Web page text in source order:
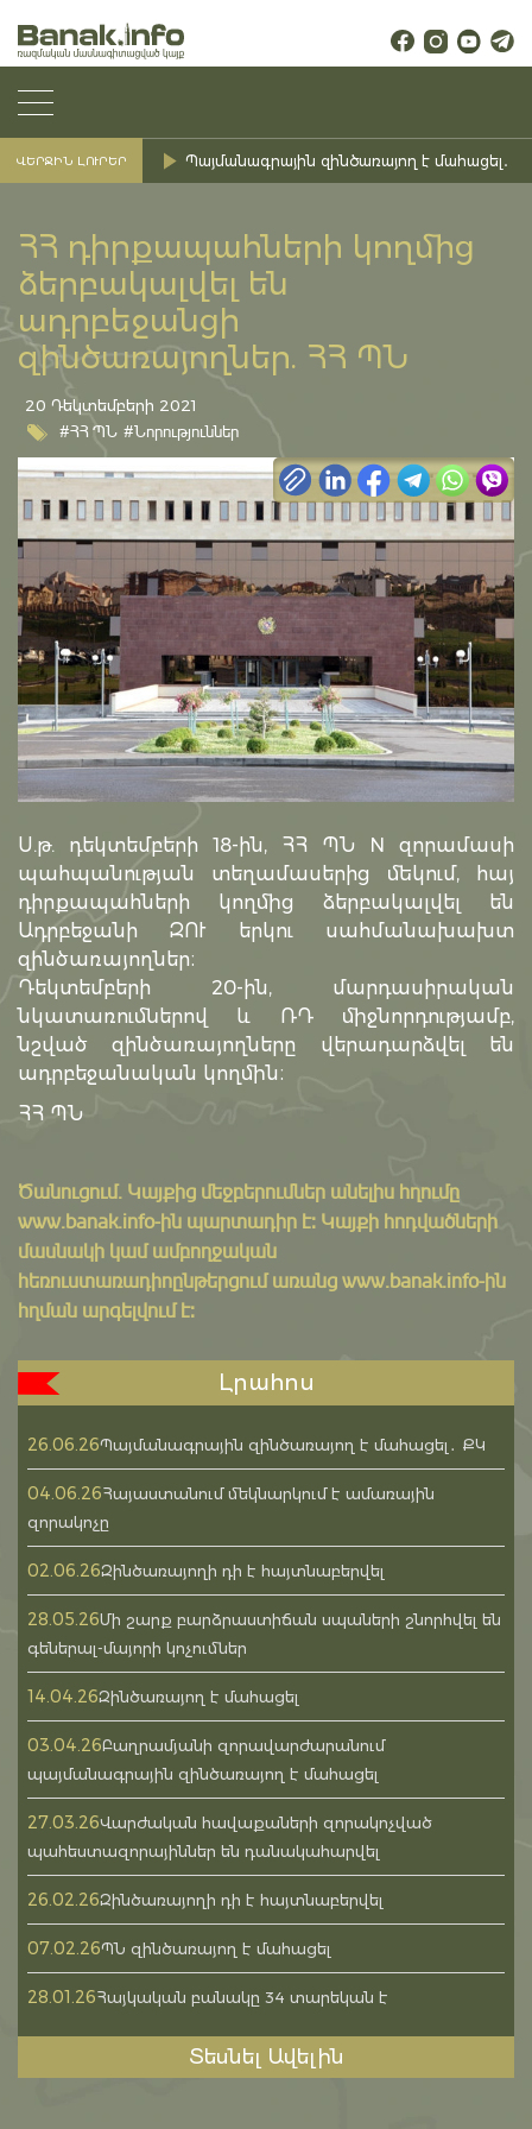
ՎԵՐՋԻՆ ԼՈՒՐԵՐ Պայմանագրային զինծառայող է մահացել․
ՀՀ դիրքապահների կողմից
ձերբակալվել են
ադրբեջանցի
զինծառայողներ. ՀՀ ՊՆ
20 Դեկտեմբերի 2021
#ՀՀ ՊՆ #Նորություններ
Ս.թ. դեկտեմբերի 18-ին, ՀՀ ՊՆ N զորամասի
պահպանության տեղամասերից մեկում, հայ
դիրքապահների կողմից ձերբակալվել են
Ադրբեջանի ԶՈՒ երկու սահմանախախտ
զինծառայողներ։
Դեկտեմբերի 20-ին, մարդասիրական
նկատառումներով և ՌԴ միջնորդությամբ,
նշված զինծառայողները վերադարձվել են
ադրբեջանական կողմին։
ՀՀ ՊՆ
Ծանուցում․ Կայքից մեջբերումներ անելիս հղումը
www.banak.info-ին պարտադիր է: Կայքի հոդվածների
մասնակի կամ ամբողջական
հեռուստառադիոընթերցում առանց www.banak.info-ին
հղման արգելվում է:
Լրահոս
26.06.26Պայմանագրային զինծառայող է մահացել․ ՔԿ
04.06.26Հայաստանում մեկնարկում է ամառային
զորակոչը
02.06.26Զինծառայողի դի է հայտնաբերվել
28.05.26Մի շարք բարձրաստիճան սպաների շնորհվել են
գեներալ-մայորի կոչումներ
14.04.26Զինծառայող է մահացել
03.04.26Բաղրամյանի զորավարժարանում
պայմանագրային զինծառայող է մահացել
27.03.26Վարժական հավաքաների զորակոչված
պահեստազորայիններ են դանակահարվել
26.02.26Զինծառայողի դի է հայտնաբերվել
07.02.26ՊՆ զինծառայող է մահացել
28.01.26Հայկական բանակը 34 տարեկան է
Տեսնել Ավելին